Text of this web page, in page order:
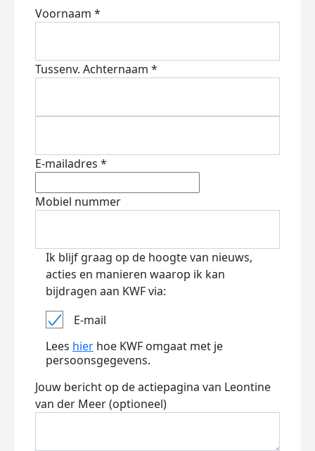
Voornaam *
Tussenv. Achternaam *
E-mailadres *
Mobiel nummer
Ik blijf graag op de hoogte van nieuws,
acties en manieren waarop ik kan
bijdragen aan KWF via:
E-mail
Lees hier hoe KWF omgaat met je
persoonsgegevens.
Jouw bericht op de actiepagina van Leontine
van der Meer (optioneel)